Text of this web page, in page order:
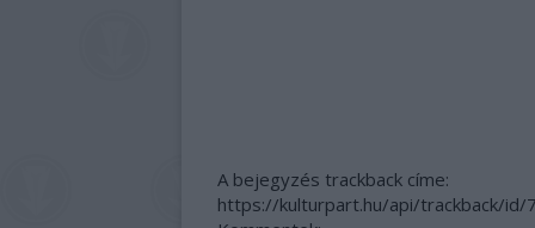
A bejegyzés trackback címe:
https://kulturpart.hu/api/trackback/id/